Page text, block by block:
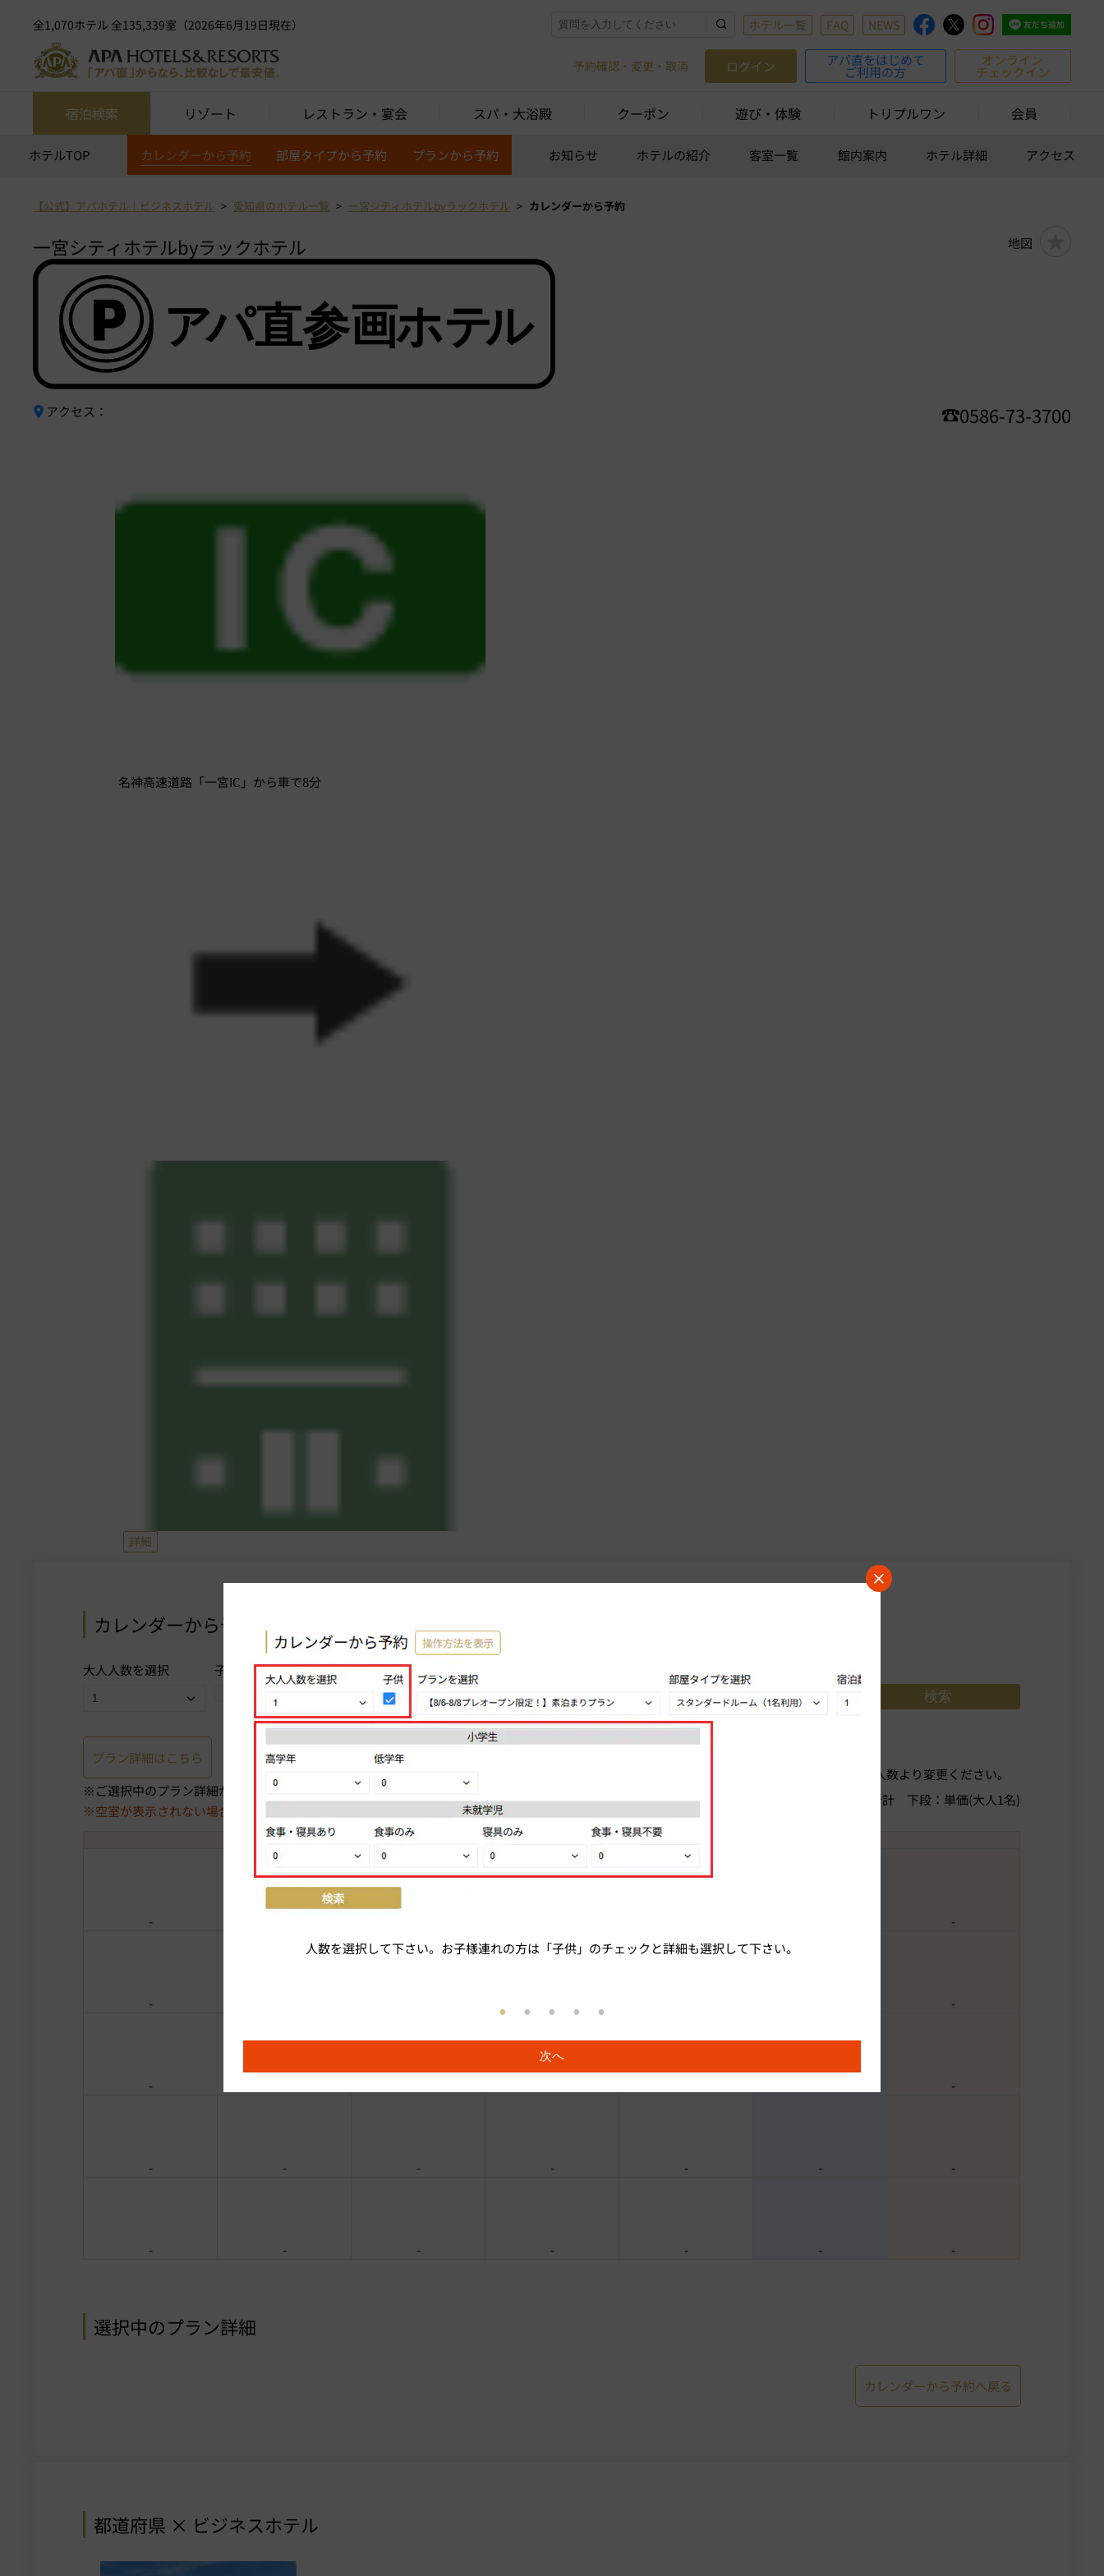
人数を選択して下さい。お子様連れの方は「子供」のチェックと詳細も選択して下さい。
次へ
全1,070ホテル 全135,339室（2026年6月19日現在） ホテル一覧 FAQ NEWS
予約確認・変更・取消 ログイン アパ直をはじめて
ご利用の方
オンライン
チェックイン
宿泊検索 リゾート レストラン・宴会 スパ・大浴殿 クーポン 遊び・体験 トリプルワン 会員
ホテルTOP カレンダーから予約 部屋タイプから予約 プランから予約 お知らせ ホテルの紹介 客室一覧 館内案内 ホテル詳細 アクセス
【公式】アパホテル｜ビジネスホテル 愛知県のホテル一覧 一宮シティホテルbyラックホテル カレンダーから予約
一宮シティホテルbyラックホテル 地図
アクセス：
名神高速道路「一宮IC」から車で8分
詳細
0586-73-3700
カレンダーから予約
大人人数を選択 子供 プランを選択
プラン詳細はこちら
ご選択中のプラン詳細がご確認いただけます。
空室が表示されない場合は、〈翌月〉や〈プラン/人数/部屋タイプ〉を変更してください。
検索条件を変更する場合部屋人数より変更ください。
上段：人数合計下段：単価(大人1名)
- -
- -
- -
- - - - - - -
- - - - - - -
選択中のプラン詳細
カレンダーから予約へ戻る
都道府県 × ビジネスホテル